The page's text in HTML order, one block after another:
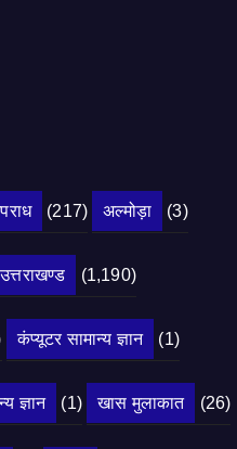
(217) अल्मोड़ा (3)
उत्तराखण्ड (1,190)
कंप्यूटर सामान्य ज्ञान (1)
ज्ञान (1) खास मुलाकात (26)